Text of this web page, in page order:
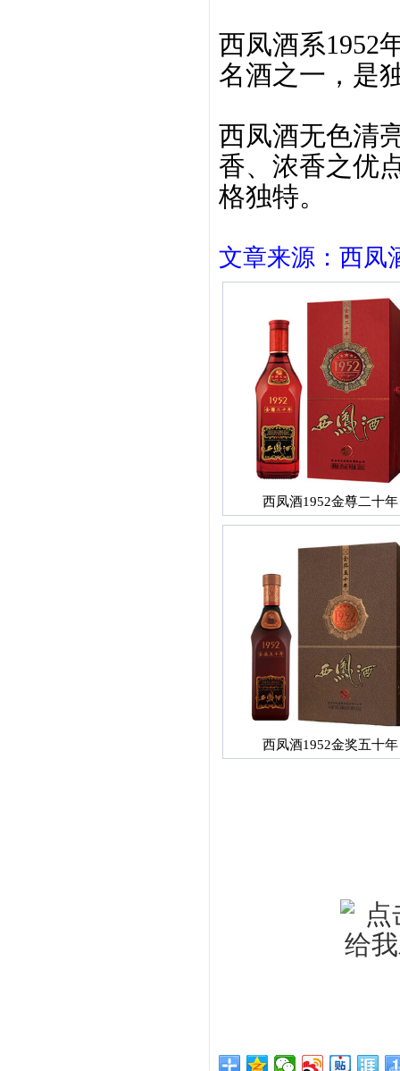
西凤酒系1952
名酒之一，是
西凤酒无色清
香、浓香之优
格独特。
文章来源：西凤
西凤酒1952金尊二十年
西凤酒1952金奖五十年